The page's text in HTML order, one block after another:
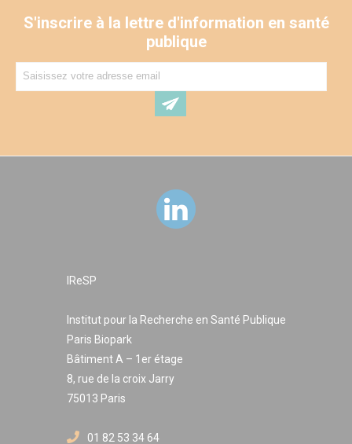
S'inscrire à la lettre d'information en santé
publique
IReSP
Institut pour la Recherche en Santé Publique
Paris Biopark
Bâtiment A – 1er étage
8, rue de la croix Jarry
75013 Paris
01 82 53 34 64